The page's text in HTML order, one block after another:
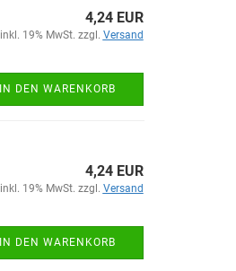
4,24 EUR
inkl. 19% MwSt. zzgl. Versand
IN DEN WARENKORB
4,24 EUR
inkl. 19% MwSt. zzgl. Versand
IN DEN WARENKORB